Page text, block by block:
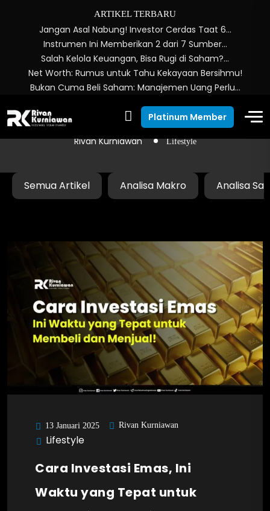
ARTIKEL TERBARU
Jangan Asal Nabung! Investor Cerdas Taat 6…
Instrumen Ini Memberikan 2 dari 7 Sumber…
Salah Kelola Keuangan, Bisa Rugi di Saham?…
Net Worth: Rumus untuk Tahu Kekayaan Bersihmu!
Bukan Cuma Beli Saham: Manajemen Uang Perlu…
Platinum Member
Lifestyle
Rivan Kurniawan Lifestyle
Semua Artikel Analisa Makro Analisa
13 Januari 2025 Rivan Kurniawan
Lifestyle
Cara Investasi Emas, Ini
Waktu yang Tepat untuk